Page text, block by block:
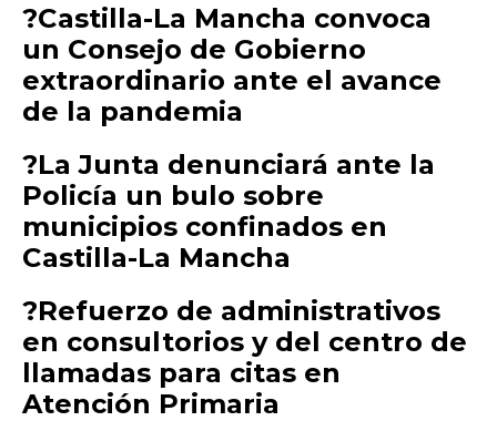
?Castilla-La Mancha convoca
un Consejo de Gobierno
extraordinario ante el avance
de la pandemia
?La Junta denunciará ante la
Policía un bulo sobre
municipios confinados en
Castilla-La Mancha
?Refuerzo de administrativos
en consultorios y del centro de
llamadas para citas en
Atención Primaria